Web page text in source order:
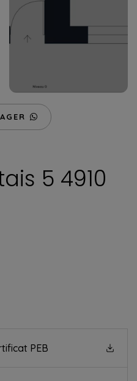
5 4910
PEB